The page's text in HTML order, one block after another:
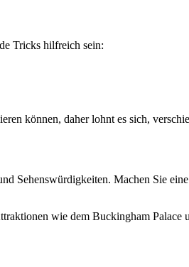
Tricks hilfreich sein:
können, daher lohnt es sich,
Sehenswürdigkeiten. Machen Sie
wie dem Buckingham